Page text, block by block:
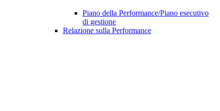
Piano della Performance/Piano esecutivo
di gestione
Relazione sulla Performance